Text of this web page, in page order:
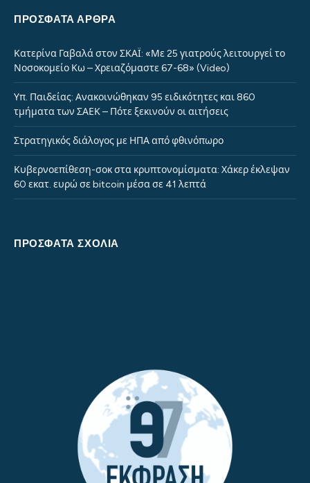
ΠΡΌΣΦΑΤΑ ΆΡΘΡΑ
Κατερίνα Γαβαλά στον ΣΚΑΪ: «Με 25 γιατρούς λειτουργεί το
Νοσοκομείο Κω – Χρειαζόμαστε 67-68» (Video)
Υπ. Παιδείας: Ανακοινώθηκαν 95 ειδικότητες και 860
τμήματα των ΣΑΕΚ – Πότε ξεκινούν οι αιτήσεις
Στρατηγικός διάλογος με ΗΠΑ από φθινόπωρο
Κυβερνοεπίθεση-σοκ στα κρυπτονομίσματα: Χάκερ έκλεψαν
60 εκατ. ευρώ σε bitcoin μέσα σε 41 λεπτά
ΠΡΌΣΦΑΤΑ ΣΧΌΛΙΑ